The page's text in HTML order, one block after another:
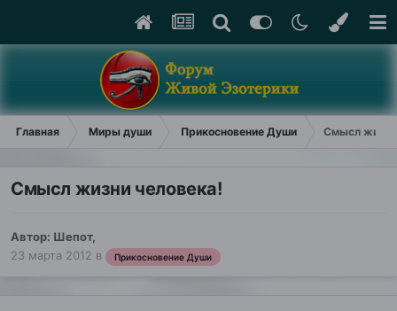
Главная Миры души Прикосновение Души Смысл жизни
Смысл жизни человека!
Автор: Шепот,
23 марта 2012 в Прикосновение Души